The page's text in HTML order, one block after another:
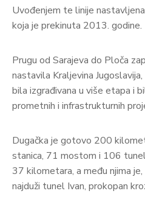
Uvođenjem te linije
koja je prekinuta 2013. godine.
Prugu od Sarajeva do Ploča
nastavila Kraljevina
bila izgrađivana u više etapa i
prometnih i infrastrukturnih
Dugačka je gotovo 200
stanica, 71 mostom i 106
37 kilometara, a među njima
najduži tunel Ivan, prokopan